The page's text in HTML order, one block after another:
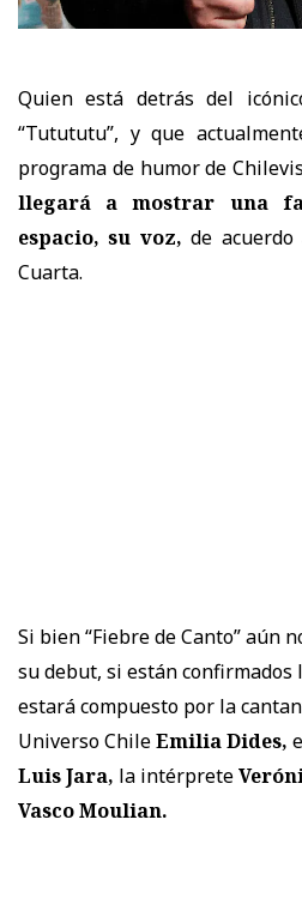
Quien está detrás del
“Tutututu”, y que
programa de humor de
llegará a mostrar una
espacio, su voz,de
Cuarta.
Si bien “Fiebre de Canto” aún
su debut, si están confirmados
estará compuesto por la
Universo ChileEmilia Dides,
Luis Jara, la intérprete
Vasco Moulian.